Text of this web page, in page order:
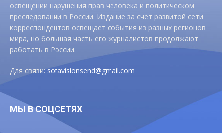
освещении нарушения прав человека и политическом
преследовании в России. Издание за счет развитой сети
корреспондентов освещает события из разных регионов
мира, но большая часть его журналистов продолжают
работать в России.
Для связи:sotavisionsend@gmail.com
МЫ В СОЦСЕТЯХ